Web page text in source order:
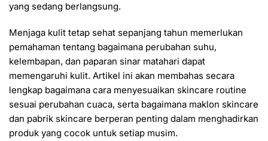
yang sedang berlangsung.
Menjaga kulit tetap sehat sepanjang tahun memerlukan
pemahaman tentang bagaimana perubahan suhu,
kelembapan, dan paparan sinar matahari dapat
memengaruhi kulit. Artikel ini akan membahas secara
lengkap bagaimana cara menyesuaikan skincare routine
sesuai perubahan cuaca, serta bagaimana maklon skincare
dan pabrik skincare berperan penting dalam menghadirkan
produk yang cocok untuk setiap musim.